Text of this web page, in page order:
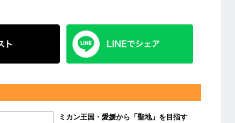
ミカン王国・愛媛から「聖地」を目指す